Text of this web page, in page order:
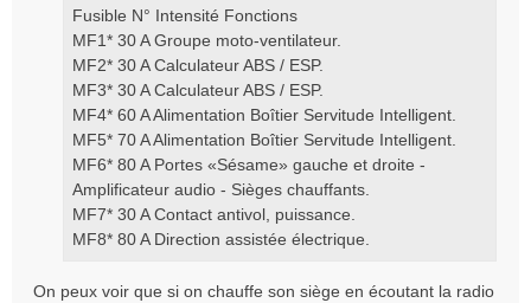
Fusible N° Intensité Fonctions
MF1* 30 A Groupe moto-ventilateur.
MF2* 30 A Calculateur ABS / ESP.
MF3* 30 A Calculateur ABS / ESP.
MF4* 60 A Alimentation Boîtier Servitude Intelligent.
MF5* 70 A Alimentation Boîtier Servitude Intelligent.
MF6* 80 A Portes «Sésame» gauche et droite -
Amplificateur audio - Sièges chauffants.
MF7* 30 A Contact antivol, puissance.
MF8* 80 A Direction assistée électrique.
On peux voir que si on chauffe son siège en écoutant la radio